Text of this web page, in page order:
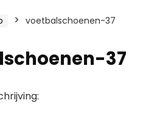
voetbalschoenen-37
37